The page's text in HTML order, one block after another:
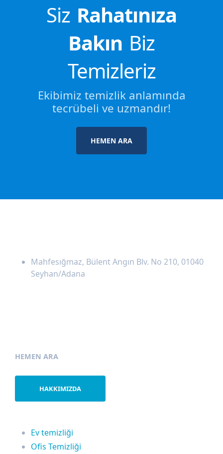
Siz Rahatınıza
Bakın Biz
Temizleriz
Ekibimiz temizlik anlamında
tecrübeli ve uzmandır!
HEMEN ARA
Mahfesığmaz, Bülent Angın Blv. No 210, 01040
Seyhan/Adana
HEMEN ARA
HAKKIMIZDA
Ev temizliği
Ofis Temizliği